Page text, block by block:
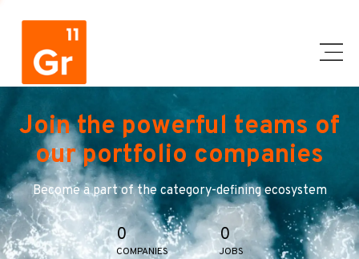
Join the powerful teams of
our portfolio companies
Become a part of the category-defining ecosystem
0
COMPANIES
0
JOBS